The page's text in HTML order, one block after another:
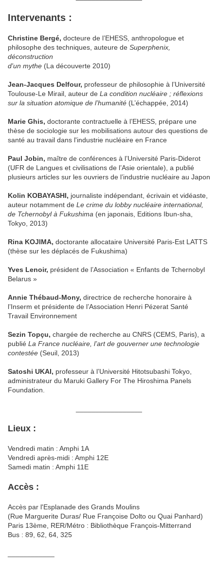
Intervenants :
Christine Bergé, docteure de l’EHESS, anthropologue et
philosophe des techniques, auteure de Superphenix,
déconstruction
d'un mythe (La découverte 2010)
Jean-Jacques Delfour, professeur de philosophie à l’Université
Toulouse-Le Mirail, auteur de La condition nucléaire ; réflexions
sur la situation atomique de l’humanité (L’échappée, 2014)
Marie Ghis, doctorante contractuelle à l’EHESS, prépare une
thèse de sociologie sur les mobilisations autour des questions de
santé au travail dans l'industrie nucléaire en France
Paul Jobin, maître de conférences à l’Université Paris-Diderot
(UFR de Langues et civilisations de l’Asie orientale), a publié
plusieurs articles sur les ouvriers de l’industrie nucléaire au Japon
Kolin KOBAYASHI, journaliste indépendant, écrivain et vidéaste,
auteur notamment de Le crime du lobby nucléaire international,
de Tchernobyl à Fukushima (en japonais, Editions Ibun-sha,
Tokyo, 2013)
Rina KOJIMA, doctorante allocataire Université Paris-Est LATTS
(thèse sur les déplacés de Fukushima)
Yves Lenoir, président de l’Association « Enfants de Tchernobyl
Belarus »
Annie Thébaud-Mony, directrice de recherche honoraire à
l’Inserm et présidente de l’Association Henri Pézerat Santé
Travail Environnement
Sezin Topçu, chargée de recherche au CNRS (CEMS, Paris), a
publié La France nucléaire, l’art de gouverner une technologie
contestée (Seuil, 2013)
Satoshi UKAI, professeur à l’Université Hitotsubashi Tokyo,
administrateur du Maruki Gallery For The Hiroshima Panels
Foundation.
Lieux :
Vendredi matin : Amphi 1A
Vendredi après-midi : Amphi 12E
Samedi matin : Amphi 11E
Accès :
Accès par l'Esplanade des Grands Moulins
(Rue Marguerite Duras/ Rue Françoise Dolto ou Quai Panhard)
Paris 13ème, RER/Métro : Bibliothèque François-Mitterrand
Bus : 89, 62, 64, 325